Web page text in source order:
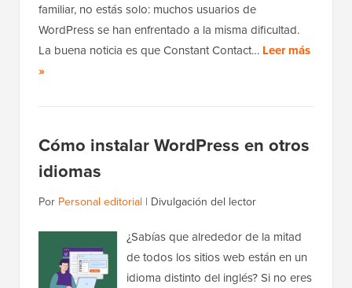
familiar, no estás solo: muchos usuarios de
WordPress se han enfrentado a la misma dificultad.
La buena noticia es que Constant Contact… Leer más
»
Cómo instalar WordPress en otros
idiomas
Por Personal editorial | Divulgación del lector
¿Sabías que alrededor de la mitad
de todos los sitios web están en un
idioma distinto del inglés? Si no eres